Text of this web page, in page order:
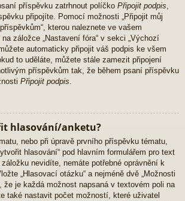
příspěvku zatrhnout políčko Připojit podpis
připojíte. Pomocí možnosti „Připojit můj
kterou naleznete ve vašem
na záložce „Nastavení fóra“ v sekci „Výchozí
automaticky připojit váš podpis ke všem
to uděláte, můžete stále zamezit připojení
příspěvkům tak, že během psaní příspěvku
Připojit podpis
hlasování/anketu?
nebo při úpravě prvního příspěvku tématu,
hlasování“ pod hlavním formulářem pro text
nevidíte, nemáte potřebné oprávnění k
„Hlasovací otázku“ a nejméně dvě „Možnosti
že je každá možnost napsaná v textovém poli na
také nastavit počet možností, které uživatel